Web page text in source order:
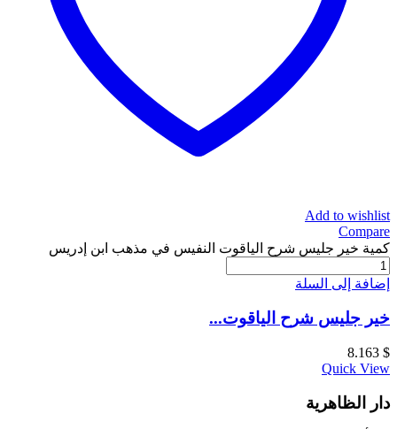
Add to wishlist
Compare
كمية خير جليس شرح الياقوت النفيس في مذهب ابن إدريس
إضافة إلى السلة
خير جليس شرح الياقوت...
8.163 $
Quick View
دار الظاهرية